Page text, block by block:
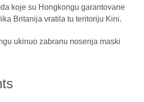
koje su Hongkongu garantovane
Britanija vratila tu teritoriju Kini.